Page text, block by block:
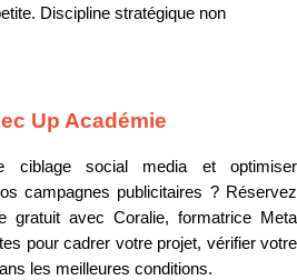
Discipline stratégique non
Up Académie
ciblage social media et optimiser
campagnes publicitaires ? Réservez
gratuit avec Coralie, formatrice Meta
pour cadrer votre projet, vérifier votre
les meilleures conditions.